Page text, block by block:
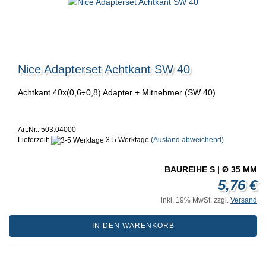
Nice Adapterset Achtkant SW 40
Achtkant 40x(0,6÷0,8) Adapter + Mitnehmer (SW 40)
Art.Nr.: 503.04000
Lieferzeit:
3-5 Werktage (Ausland abweichend)
BAUREIHE S | Ø 35 MM
5,76 €
inkl. 19% MwSt. zzgl. Versand
IN DEN WARENKORB